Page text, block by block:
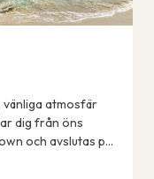
vänliga atmosfär
dig från öns
och avslutas på